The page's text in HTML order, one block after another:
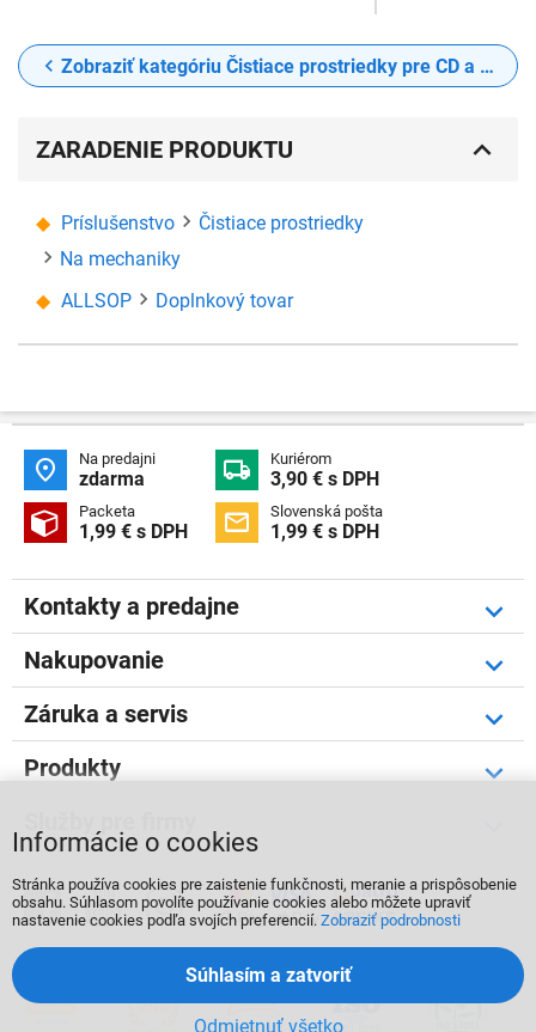
Zobraziť kategóriu Čistiace prostriedky pre CD a DVD mechaniky
ZARADENIE PRODUKTU
Príslušenstvo
Čistiace prostriedky
Na mechaniky
ALLSOP
Doplnkový tovar
 Na predajni
zdarma  Kuriérom
3,90 € s DPH
 Packeta
1,99 € s DPH  Slovenská pošta
1,99 € s DPH
Kontakty a predajne
Nakupovanie
Záruka a servis
Produkty
  
Informácie o cookies
Stránka používa cookies pre zaistenie funkčnosti, meranie a prispôsobenie
obsahu. Súhlasom povolíte používanie cookies alebo môžete upraviť
nastavenie cookies podľa svojích preferencií. Zobraziť podrobnosti
Odmietnuť všetko
Súhlasím a zatvoriť